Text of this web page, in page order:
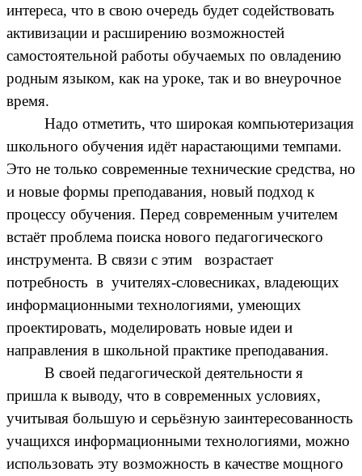
интереса, что в свою очередь будет содействовать
активизации и расширению возможностей
самостоятельной работы обучаемых по овладению
родным языком, как на уроке, так и во внеурочное
время.
Надо отметить, что широкая компьютеризация
школьного обучения идёт нарастающими темпами.
Это не только современные технические средства, но
и новые формы преподавания, новый подход к
процессу обучения. Перед современным учителем
встаёт проблема поиска нового педагогического
инструмента. В связи с этим возрастает
потребность в учителях-словесниках, владеющих
информационными технологиями, умеющих
проектировать, моделировать новые идеи и
направления в школьной практике преподавания.
В своей педагогической деятельности я
пришла к выводу, что в современных условиях,
учитывая большую и серьёзную заинтересованность
учащихся информационными технологиями, можно
использовать эту возможность в качестве мощного